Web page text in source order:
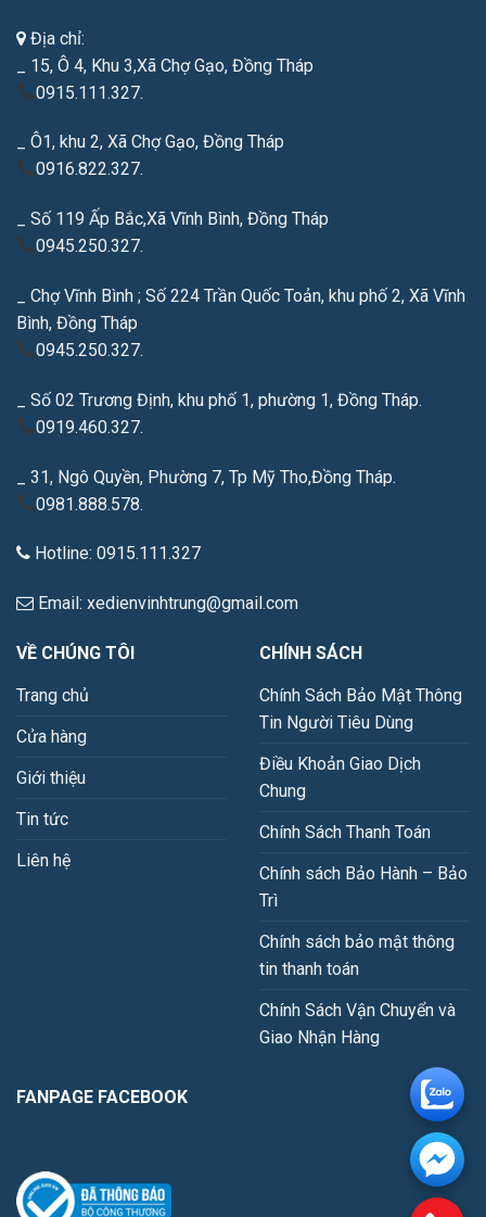
Địa chỉ:
_ 15, Ô 4, Khu 3,Xã Chợ Gạo, Đồng Tháp
0915.111.327.
_ Ô1, khu 2, Xã Chợ Gạo, Đồng Tháp
0916.822.327.
_ Số 119 Ấp Bắc,Xã Vĩnh Bình, Đồng Tháp
0945.250.327.
_ Chợ Vĩnh Bình ; Số 224 Trần Quốc Toản, khu phố 2, Xã Vĩnh
Bình, Đồng Tháp
0945.250.327.
_ Số 02 Trương Định, khu phố 1, phường 1, Đồng Tháp.
0919.460.327.
_ 31, Ngô Quyền, Phường 7, Tp Mỹ Tho,Đồng Tháp.
0981.888.578.
Hotline: 0915.111.327
Email: xedienvinhtrung@gmail.com
VỀ CHÚNG TÔI
Trang chủ
Cửa hàng
Giới thiệu
Tin tức
Liên hệ
CHÍNH SÁCH
Chính Sách Bảo Mật Thông
Tin Người Tiêu Dùng
Điều Khoản Giao Dịch
Chung
Chính Sách Thanh Toán
Chính sách Bảo Hành – Bảo
Trì
Chính sách bảo mật thông
tin thanh toán
Chính Sách Vận Chuyển và
Giao Nhận Hàng
FANPAGE FACEBOOK